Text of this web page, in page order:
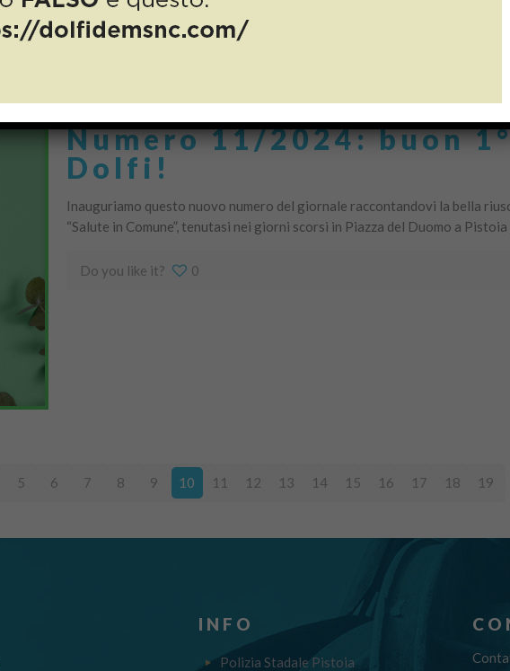
Numero 11/2024: buon
Dolfi!
Inauguriamo questo nuovo numero del giornale raccontandovi la bella
“Salute in Comune”, tenutasi nei giorni scorsi in Piazza del Duomo a
Do you like it? 0
5 6 7 8 9 10 11 12 13 14 15 16 17 18 19
INFO
Polizia Stadale Pistoia